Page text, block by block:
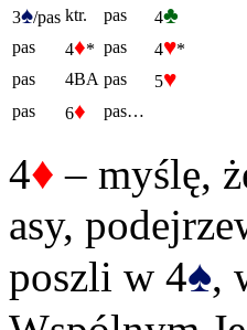
3♠/pas ktr. pas 4♣
pas 4♦* pas 4♥*
pas
4BA pas 5♥
pas 6♦ pas…
4♦ – myślę,
asy,
poszli w 4♠,